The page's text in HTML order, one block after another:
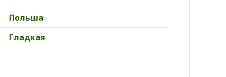
Польша
Гладкая